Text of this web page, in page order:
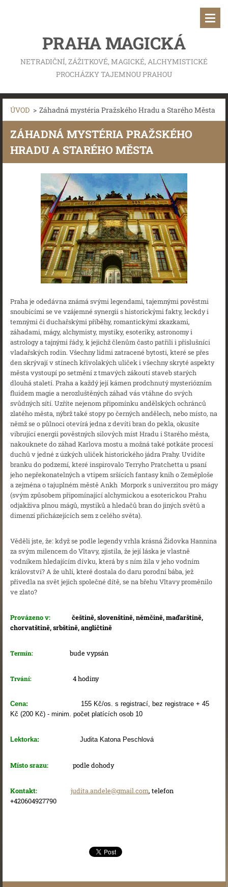
PRAHA MAGICKÁ
NETRADIČNÍ, ZÁŽITKOVÉ, MAGICKÉ, ALCHYMISTICKÉ
PROCHÁZKY TAJEMNOU PRAHOU
ÚVOD > Záhadná mystéria Pražského Hradu a Starého Města
ZÁHADNÁ MYSTÉRIA PRAŽSKÉHO
HRADU A STARÉHO MĚSTA
Praha je odedávna známá svými legendami, tajemnými pověstmi
snoubícími se ve vzájemné synergii s historickými fakty, leckdy i
temnými či duchařskými příběhy, romantickými zkazkami,
záhadami, mágy, alchymisty, mystiky, esoteriky, astronomy i
astrology a tajnými řády, k jejichž členům často patřili i příslušníci
vladařských rodin. Všechny lidmi zatracené bytosti, které se přes
den skrývají v stínech křivolakých uliček i všechny skryté aspekty
města vystoupí po setmění z tmavých zákoutí staveb starých
dlouhá staletí. Praha a každý její kámen prodchnutý mysteriózním
fluidem magie a nerozluštěných záhad vás vtáhne do svých
svůdných sítí. Uzříte nejenom připomínku andělských ochránců
zlatého města, nýbrž také stopy po černých andělech, nebo místo, na
němž se o půlnoci otevírá jedna z devíti bran do pekla, okusíte
vibrující energii pověstných silových míst Hradu i Starého města,
nakouknete do záhad Karlova mostu a možná také potkáte procesí
duchů v jedné z úzkých uliček historického jádra Prahy. Uvidíte
branku do podzemí, které inspirovalo Terryho Pratchetta u psaní
jeho nepřekonatelných a vtipem sršících fantasy knih o Zeměploše
a zejména o tajuplném městě Ankh Morpork s univerzitou pro mágy
(svým způsobem připomínající alchymickou a esoterickou Prahu
odjakživa plnou mágů, mystiků a hledačů bran do jiných světů a
dimenzí přicházejících sem z celého světa).
Věděli jste, že: když se podle legendy vrhla krásná Židovka Hannina
za svým milencem do Vltavy, zjistila, že její láska je vlastně
vodníkem hledajícím dívku, která by s ním žila v jeho vodním
království? A že uhlí, které dostala do daru porodní bába, jež
přivedla na svět jejich společné dítě, se na břehu Vltavy proměnilo
ve zlato?
Provázeno v:
češtině, slovenštině, němčině, maďarštině,
chorvatštině, srbštině, angličtině
Termín: bude vypsán
Trvání: 4 hodiny
Cena:
155 Kč/os. s registrací, bez registrace + 45
Kč (200 Kč) - minim. počet platících osob 10
Lektorka: Judita Katona Peschlová
Místo srazu: podle dohody
Kontakt: judita.andele@gmail.com, telefon
+420604927790